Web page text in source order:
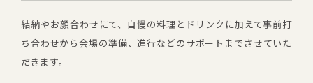
結納やお顔合わせにて、自慢の料理とドリンクに加えて事前打
ち合わせから会場の準備、進行などのサポートまでさせていた
だきます。